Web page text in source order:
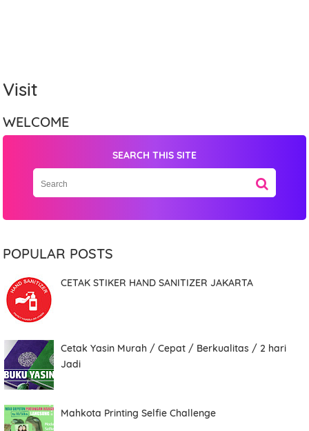
Visit
WELCOME
SEARCH THIS SITE
POPULAR POSTS
CETAK STIKER HAND SANITIZER JAKARTA
Cetak Yasin Murah / Cepat / Berkualitas / 2 hari
Jadi
Mahkota Printing Selfie Challenge
Name
Mobile Phone Number
Item Choices
Total